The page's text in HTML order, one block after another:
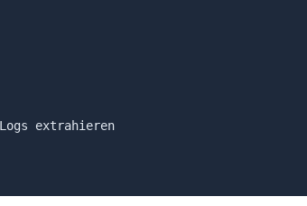
extrahieren